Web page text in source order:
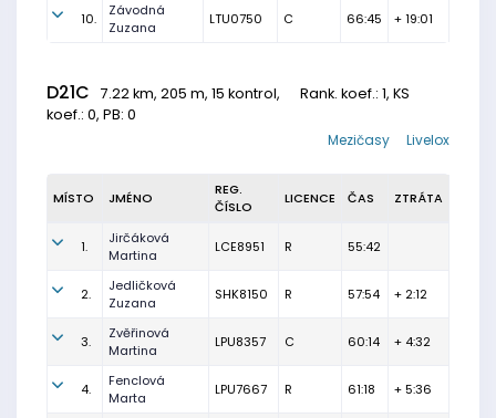
10.
Závodná
Zuzana
LTU0750 C 66:45 + 19:01
D21C 7.22 km, 205 m, 15 kontrol, Rank. koef.: 1, KS
koef.: 0, PB: 0
Livelox
Mezičasy
MÍSTO JMÉNO
REG.
ČÍSLO
LICENCE ČAS ZTRÁTA
1.
Jirčáková
Martina
LCE8951 R 55:42
2.
Jedličková
Zuzana
SHK8150 R 57:54 + 2:12
3.
Zvěřinová
Martina
LPU8357 C 60:14 + 4:32
4.
Fenclová
Marta
LPU7667 R 61:18 + 5:36